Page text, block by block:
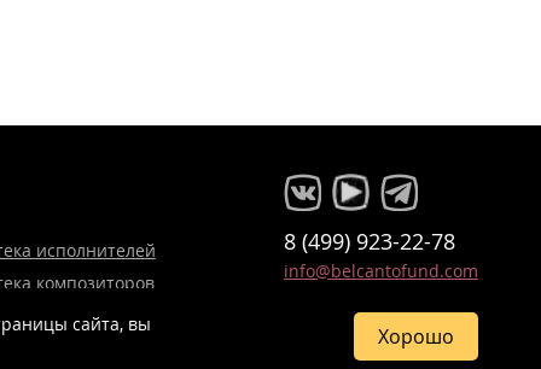
исполнителей
композиторов
8 (499) 923-22-78
info@belcantofund.com
сайта, вы
Хорошо